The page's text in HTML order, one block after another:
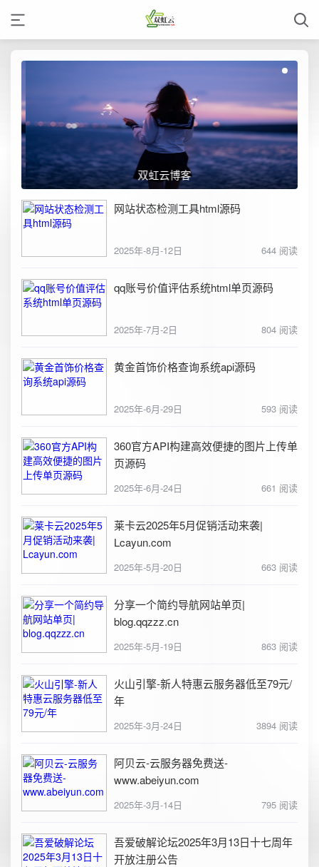
双虹云博客
网站状态检测工具html源码
2025年-8月-12日 644 阅读
qq账号价值评估系统html单页源码
2025年-7月-2日 804 阅读
黄金首饰价格查询系统api源码
2025年-6月-29日 593 阅读
360官方API构建高效便捷的图片上传单
页源码
2025年-6月-24日 661 阅读
莱卡云2025年5月促销活动来袭|
Lcayun.com
2025年-5月-20日 663 阅读
分享一个简约导航网站单页|
blog.qqzzz.cn
2025年-5月-19日 863 阅读
火山引擎-新人特惠云服务器低至79元/
年
2025年-3月-24日 3894 阅读
阿贝云-云服务器免费送-
www.abeiyun.com
2025年-3月-14日 795 阅读
吾爱破解论坛2025年3月13日十七周年
开放注册公告